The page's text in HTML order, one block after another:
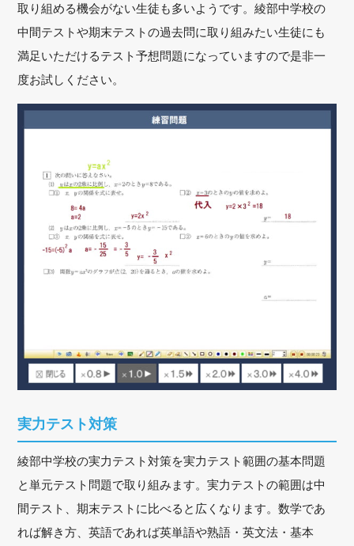
取り組める機会がない生徒も多いようです。綾部中学校の
中間テストや期末テストの過去問に取り組みたい生徒にも
満足いただけるテスト予想問題になっていますので是非一
度お試しください。
実力テスト対策
綾部中学校の実力テスト対策を実力テスト範囲の基本問題
と単元テスト問題で取り組みます。実力テストの範囲は中
間テスト、期末テストに比べると広くなります。数学であ
れば解き方、英語であれば英単語や熟語・英文法・基本